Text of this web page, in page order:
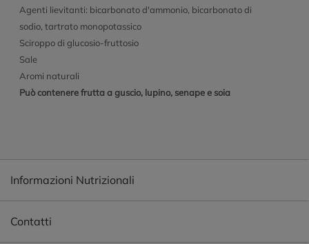
Agenti lievitanti: bicarbonato d'ammonio, bicarbonato di
sodio, tartrato monopotassico
Sciroppo di glucosio-fruttosio
Sale
Aromi naturali
Può contenere frutta a guscio, lupino, senape e soia
Informazioni Nutrizionali
Contatti